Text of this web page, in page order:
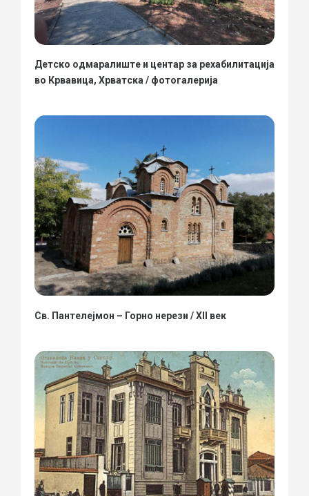
Детско одмаралиште и центар за рехабилитација
во Крвавица, Хрватска / фотогалерија
Св. Пантелејмон – Горно нерези / XII век